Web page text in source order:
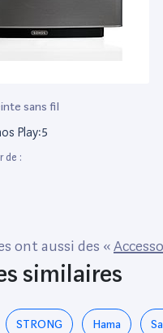
Trueplay: ajuste le son de
la meilleure expérience
sans fil
Play:5
de :
ont aussi des «
similaires
STRONG Hama